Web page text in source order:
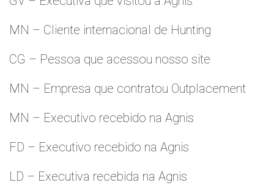
MN – Cliente internacional de Hunting
CG – Pessoa que acessou nosso site
MN – Empresa que contratou Outplacement
MN – Executivo recebido na Agnis
FD – Executivo recebido na Agnis
LD – Executiva recebida na Agnis